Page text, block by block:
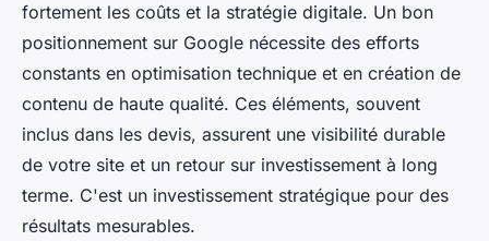
fortement les coûts et la stratégie digitale. Un bon
positionnement sur Google nécessite des efforts
constants en optimisation technique et en création de
contenu de haute qualité. Ces éléments, souvent
inclus dans les devis, assurent une visibilité durable
de votre site et un retour sur investissement à long
terme. C'est un investissement stratégique pour des
résultats mesurables.